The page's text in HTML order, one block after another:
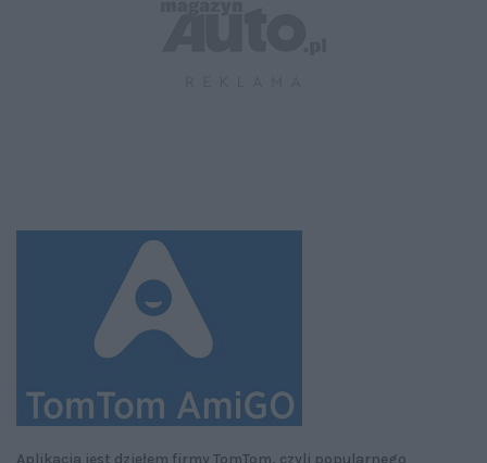
Aplikacja jest dziełem firmy TomTom, czyli popularnego